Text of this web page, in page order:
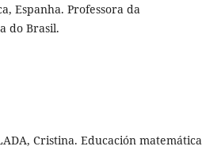
Espanha. Professora da
do Brasil.
Cristina. Educación matemática